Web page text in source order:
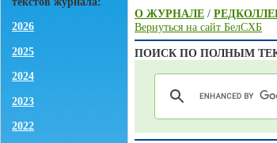
2026
2025
2024
2023
2022
О ЖУРНАЛЕ /
Вернуться на сайт БелСХБ
ПОИСК ПО ПОЛНЫМ